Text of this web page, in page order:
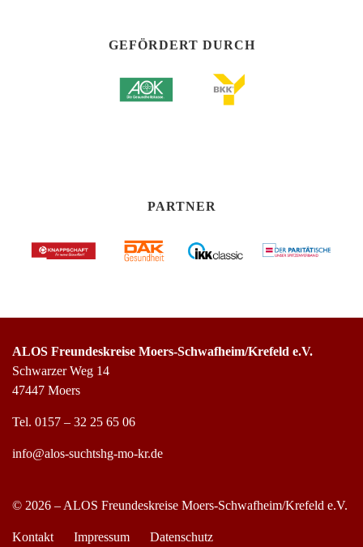
GEFÖRDERT DURCH
PARTNER
ALOS Freundeskreise Moers-Schwafheim/Krefeld e.V.
Schwarzer Weg 14
47447 Moers
Tel. 0157 – 32 25 65 06
info@alos-suchtshg-mo-kr.de
© 2026 – ALOS Freundeskreise Moers-Schwafheim/Krefeld e.V.
Kontakt Impressum Datenschutz